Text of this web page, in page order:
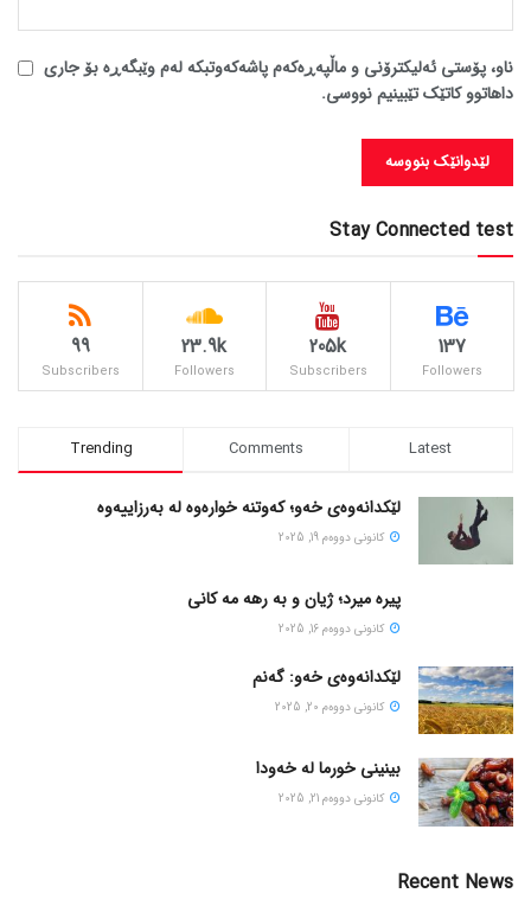
ناو، پۆستی ئەلیکترۆنی و ماڵپەڕەکەم پاشەکەوتبکە لەم وێبگەڕە بۆ جاری
داهاتوو کاتێک تێبینیم نووسی.
Stay Connected test
137
Followers
205k
Subscribers
23.9k
Followers
99
Subscribers
Trending Comments Latest
لێکدانەوەی خەو؛ کەوتنە خوارەوە لە بەرزاییەوە
كانونی دووه‌م 19, 2025
پیره میرد؛ ژیان و به رهه مه کانی
كانونی دووه‌م 16, 2025
لێکدانەوەی خەو: گەنم
كانونی دووه‌م 20, 2025
بینینی خورما لە خەودا
كانونی دووه‌م 21, 2025
Recent News